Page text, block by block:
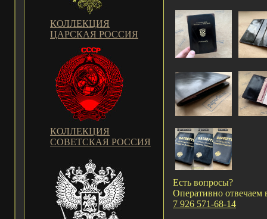
КОЛЛЕКЦИЯ
ЦАРСКАЯ РОССИЯ
КОЛЛЕКЦИЯ
СОВЕТСКАЯ РОССИЯ
Есть вопросы?
Оперативно отвечаем
7 926 571-68-14